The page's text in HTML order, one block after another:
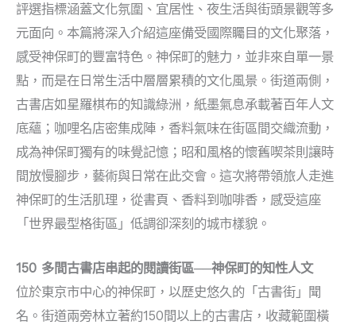
評選指標涵蓋文化氛圍、宜居性、夜生活與街頭景觀等多
元面向。本篇將深入介紹這座備受國際矚目的文化聚落，
感受神保町的豐富特色。神保町的魅力，並非來自單一景
點，而是在日常生活中層層累積的文化風景。街道兩側，
古書店如星羅棋布的知識綠洲，紙墨氣息承載著百年人文
底蘊；咖哩名店密集成陣，香料氣味在街區間交織流動，
成為神保町獨有的味覺記憶；昭和風格的懷舊喫茶則讓時
間放慢腳步，藝術與日常在此交會。這次將帶領旅人走進
神保町的生活肌理，從書頁、香料到咖啡香，感受這座
「世界最型格街區」低調卻深刻的城市樣貌。
150 多間古書店串起的閱讀街區──神保町的知性人文
位於東京市中心的神保町，以歷史悠久的「古書街」聞
名。街道兩旁林立著約150間以上的古書店，收藏範圍橫